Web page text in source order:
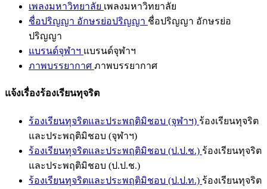
เพลงมหาวิทยาลัย เพลงมหาวิทยาลัย
ชื่อปริญญา อักษรย่อปริญญา ชื่อปริญญา อักษรย่อ
ปริญญา
แบรนด์จุฬาฯ แบรนด์จุฬาฯ
ภาพบรรยากาศ ภาพบรรยากาศ
แจ้งเรื่องร้องเรียนทุจริต
ร้องเรียนทุจริตและประพฤติมิชอบ (จุฬาฯ) ร้องเรียนทุจริต
และประพฤติมิชอบ (จุฬาฯ)
ร้องเรียนทุจริตและประพฤติมิชอบ (ป.ป.ช.) ร้องเรียนทุจริต
และประพฤติมิชอบ (ป.ป.ช.)
ร้องเรียนทุจริตและประพฤติมิชอบ (ป.ป.ท.) ร้องเรียนทุจริต